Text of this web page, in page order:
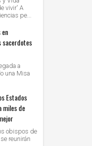
vivir' A
pe...
sacerdotes
a
una Misa
Estados
miles de
obispos de
reunirán